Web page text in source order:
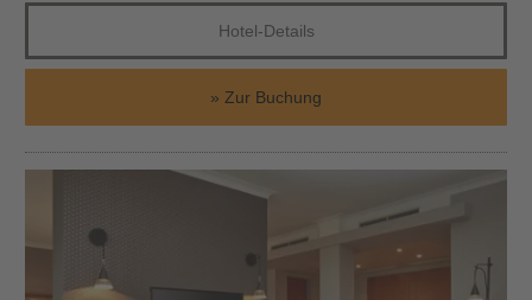
Hotel-Details
Zur Buchung